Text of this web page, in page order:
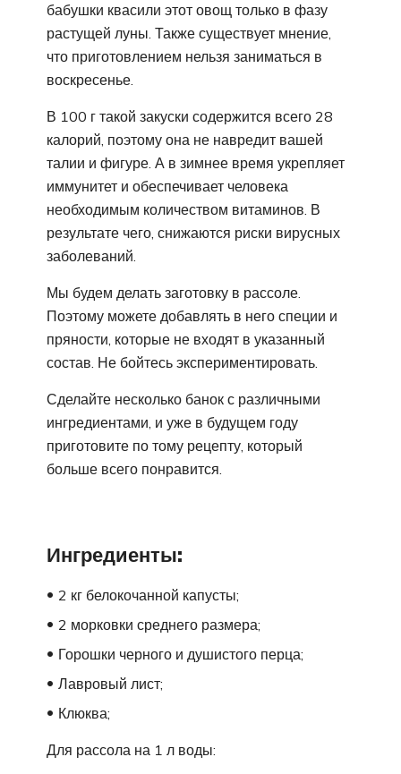
бабушки квасили этот овощ только в фазу
растущей луны. Также существует мнение,
что приготовлением нельзя заниматься в
воскресенье.
В 100 г такой закуски содержится всего 28
калорий, поэтому она не навредит вашей
талии и фигуре. А в зимнее время укрепляет
иммунитет и обеспечивает человека
необходимым количеством витаминов. В
результате чего, снижаются риски вирусных
заболеваний.
Мы будем делать заготовку в рассоле.
Поэтому можете добавлять в него специи и
пряности, которые не входят в указанный
состав. Не бойтесь экспериментировать.
Сделайте несколько банок с различными
ингредиентами, и уже в будущем году
приготовите по тому рецепту, который
больше всего понравится.
Ингредиенты:
2 кг белокочанной капусты;
2 морковки среднего размера;
Горошки черного и душистого перца;
Лавровый лист;
Клюква;
Для рассола на 1 л воды: